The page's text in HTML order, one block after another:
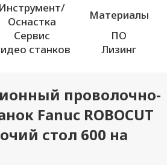
Инструмент/
Оснастка
Материалы
Сервис
ПО
станков Лизинг
проволочно-
Fanuc ROBOCUT
стол 600 на